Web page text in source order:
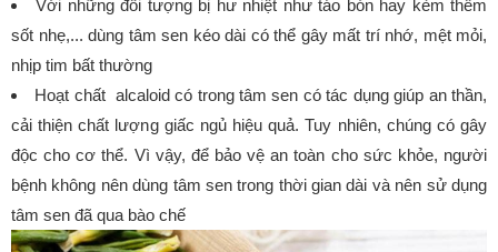
Với những đối tượng bị hư nhiệt như táo bón hay kèm thêm
sốt nhẹ,... dùng tâm sen kéo dài có thể gây mất trí nhớ, mệt mỏi,
nhịp tim bất thường
Hoạt chất alcaloid có trong tâm sen có tác dụng giúp an thần,
cải thiện chất lượng giấc ngủ hiệu quả. Tuy nhiên, chúng có gây
độc cho cơ thể. Vì vậy, để bảo vệ an toàn cho sức khỏe, người
bệnh không nên dùng tâm sen trong thời gian dài và nên sử dụng
tâm sen đã qua bào chế